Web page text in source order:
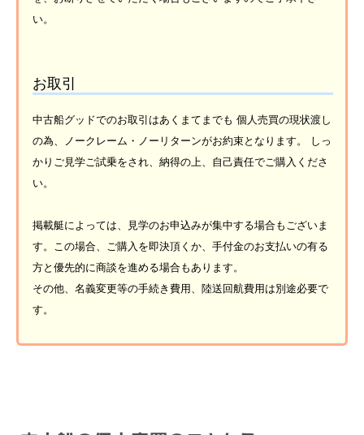
い。
お取引
中古船グッドでのお取引はあくまてまでも 個人売買の現状渡し
の為、ノークレーム・ノーリターンがお約束となります。 しっ
かりご見学ご試乗をされ、納得の上、自己責任でご購入くださ
い。
掲載艇によっては、見学のお申込みが集中する場合もございま
す。この場合、ご購入を即決頂くか、手付金のお支払いの有る
方と優先的に商談を進める場合もあります。
その他、名義変更等の手続き費用、陸送回航費用は別途必要で
す。